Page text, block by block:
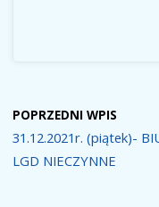
POPRZEDNI WPIS
31.12.2021r. (piątek)-
LGD NIECZYNNE